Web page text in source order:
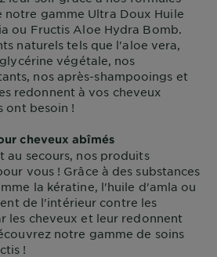
notre gamme Ultra Doux Huile
ou Fructis Aloe Hydra Bomb.
naturels tels que l'aloe vera,
végétale, nos
nos après-shampooings et
redonnent à vos cheveux
ont besoin !
cheveux abîmés
au secours, nos produits
vous ! Grâce à des substances
la kératine, l'huile d'amla ou
de l'intérieur contre les
les cheveux et leur redonnent
notre gamme de soins
!